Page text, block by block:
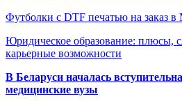
Футболки с DTF печатью на заказ
Юридическое образование: плюсы,
карьерные возможности
В Беларуси началась
медицинские вузы